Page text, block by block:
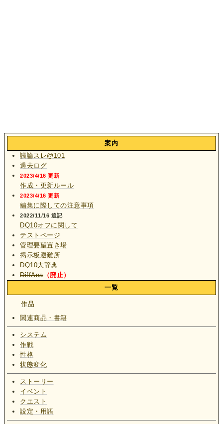
案内
議論スレ@101
過去ログ
2023/4/16 更新
作成・更新ルール
2023/4/16 更新
編集に際しての注意事項
2022/11/16 追記
DQ10オフに関して
テストページ
管理要望置き場
掲示板避難所
DQ10大辞典
DiffAna（廃止）
一覧
作品
関連商品・書籍
システム
作戦
性格
状態変化
ストーリー
イベント
クエスト
設定・用語